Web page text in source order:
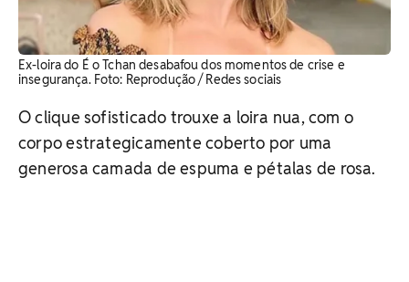
Ex-loira do É o Tchan desabafou dos momentos de crise e
insegurança. ​Foto: Reprodução / Redes sociais
O clique sofisticado trouxe a loira nua, com o
corpo estrategicamente coberto por uma
generosa camada de espuma e pétalas de rosa.